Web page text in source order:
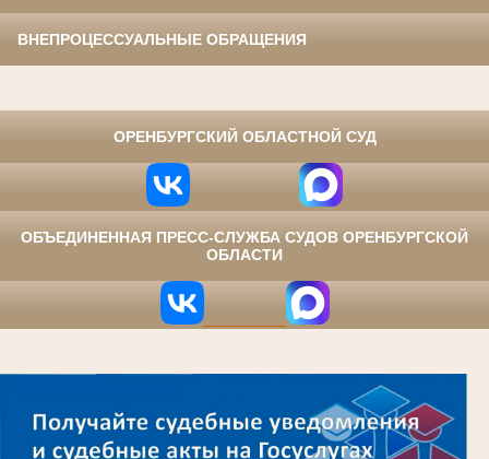
ВНЕПРОЦЕССУАЛЬНЫЕ ОБРАЩЕНИЯ
ОРЕНБУРГСКИЙ ОБЛАСТНОЙ СУД
ОБЪЕДИНЕННАЯ ПРЕСС-СЛУЖБА СУДОВ ОРЕНБУРГСКОЙ
ОБЛАСТИ